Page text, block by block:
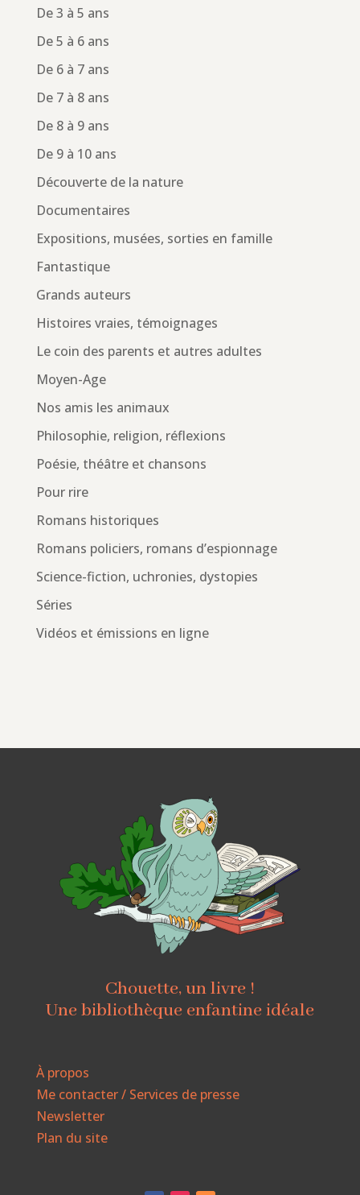
De 3 à 5 ans
De 5 à 6 ans
De 6 à 7 ans
De 7 à 8 ans
De 8 à 9 ans
De 9 à 10 ans
Découverte de la nature
Documentaires
Expositions, musées, sorties en famille
Fantastique
Grands auteurs
Histoires vraies, témoignages
Le coin des parents et autres adultes
Moyen-Age
Nos amis les animaux
Philosophie, religion, réflexions
Poésie, théâtre et chansons
Pour rire
Romans historiques
Romans policiers, romans d’espionnage
Science-fiction, uchronies, dystopies
Séries
Vidéos et émissions en ligne
Chouette, un livre !
Une bibliothèque enfantine idéale
À propos
Me contacter / Services de presse
Newsletter
Plan du site